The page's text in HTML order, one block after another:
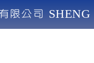
限公司